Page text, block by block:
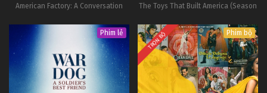
American Factory: A Conversation
The Toys That Built America (Season
Phim lẻ
TRỌN BỘ Phim bộ